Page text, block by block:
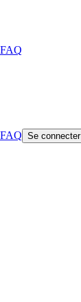
FAQ
FAQ Se connecter